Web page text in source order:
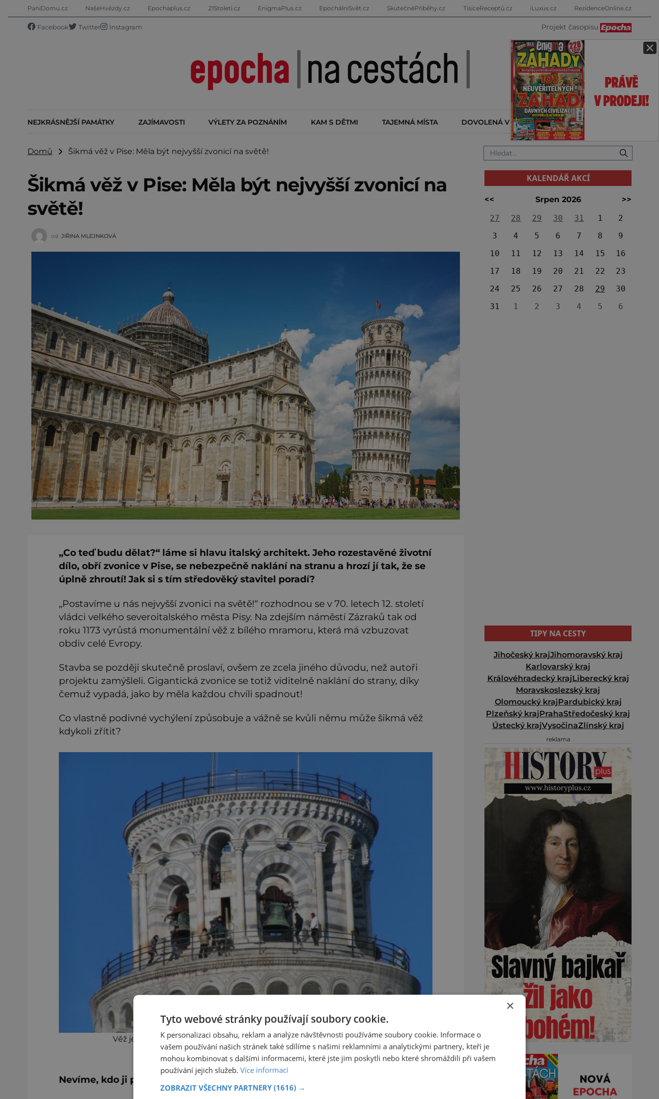
×
PaníDomu.cz NašeHvězdy.cz Epochaplus.cz 21Stoleti.cz EnigmaPlus.cz EpochálníSvět.cz SkutečnéPříběhy.cz TisíceReceptů.cz iLuxus.cz RezidenceOnline.cz
Facebook Twitter Instagram Projekt časopisu
NEJKRÁSNĚJŠÍ PAMÁTKY ZAJÍMAVOSTI VÝLETY ZA POZNÁNÍM KAM S DĚTMI TAJEMNÁ MÍSTA DOVOLENÁ V ZAHRANIČÍ KALENDÁŘ AKCÍ
Domů Šikmá věž v Pise: Měla být nejvyšší zvonicí na světě!
Šikmá věž v Pise: Měla být nejvyšší zvonicí na
světě!
od JIŘINA MLEJNKOVÁ
„Co teď budu dělat?“ láme si hlavu italský architekt. Jeho rozestavěné životní
dílo, obří zvonice v Pise, se nebezpečně naklání na stranu a hrozí jí tak, že se
úplně zhroutí! Jak si s tím středověký stavitel poradí?
„Postavíme u nás nejvyšší zvonici na světě!“ rozhodnou se v 70. letech 12. století
vládci velkého severoitalského města Pisy. Na zdejším náměstí Zázraků tak od
roku 1173 vyrůstá monumentální věž z bílého mramoru, která má vzbuzovat
obdiv celé Evropy.
Stavba se později skutečně proslaví, ovšem ze zcela jiného důvodu, než autoři
projektu zamýšleli. Gigantická zvonice se totiž viditelně naklání do strany, díky
čemuž vypadá, jako by měla každou chvíli spadnout!
Co vlastně podivné vychýlení způsobuje a vážně se kvůli němu může šikmá věž
kdykoli zřítit?
Věž je třetí nejstarší dochovanou stavbou na náměstí Zázraků v Pise.
Nevíme, kdo ji postavil
KALENDÁŘ AKCÍ
<< Srpen 2026
>>
27
28 29 30 31 1
2
3
4 5 6 7 8
9
10
11 12 13 14 15
16
17
18 19 20 21 22
23
24
25 26 27 28 29
30
31
1 2 3 4 5 6
TIPY NA CESTY
Jihočeský krajJihomoravský kraj
Karlovarský kraj
Královéhradecký krajLiberecký kraj
Moravskoslezský kraj
Olomoucký krajPardubický kraj
Plzeňský krajPrahaStředočeský kraj
Ústecký krajVysočinaZlínský kraj
reklama
×
Tyto webové stránky používají soubory cookie.
K personalizaci obsahu, reklam a analýze návštěvnosti používáme soubory cookie. Informace o
vašem používání našich stránek také sdílíme s našimi reklamními a analytickými partnery, kteří je
mohou kombinovat s dalšími informacemi, které jste jim poskytli nebo které shromáždili při vašem
používání jejich služeb. Více informací
ZOBRAZIT VŠECHNY PARTNERY (1616) →